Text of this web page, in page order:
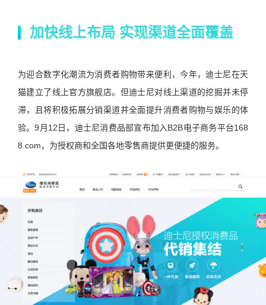
加快线上布局 实现渠道全面覆盖
为迎合数字化潮流为消费者购物带来便利，今年，迪士尼在天
猫建立了线上官方旗舰店。但迪士尼对线上渠道的挖掘并未停
滞，且将积极拓展分销渠道并全面提升消费者购物与娱乐的体
验。9月12日，迪士尼消费品部宣布加入B2B电子商务平台168
8.com，为授权商和全国各地零售商提供更便捷的服务。